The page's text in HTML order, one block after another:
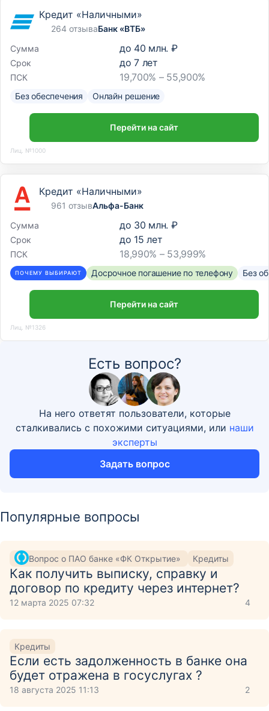
Кредит «Наличными»
264 отзываБанк «ВТБ»
Сумма
до 40 млн. ₽
Срок до7лет
ПСК 19,700% – 55,900%
Без обеспечения Онлайн решение
Перейти на сайт
Лиц. №1000
Кредит «Наличными»
961 отзывАльфа-Банк
Сумма
до 30 млн. ₽
Срок до 15 лет
ПСК 18,990% – 53,999%
ПОЧЕМУ ВЫБИРАЮТ Досрочное погашение по телефону Без
Перейти на сайт
Лиц. №1326
Есть вопрос?
На него ответят пользователи, которые
сталкивались с похожими ситуациями, или наши
эксперты
Задать вопрос
Популярные вопросы
Вопрос о ПАО банке «ФК Открытие» Кредиты
Как получить выписку, справку и
договор по кредиту через интернет?
12 марта 2025 07:32 4
Кредиты
Если есть задолженность в банке она
будет отражена в госуслугах ?
18 августа 2025 11:13 2